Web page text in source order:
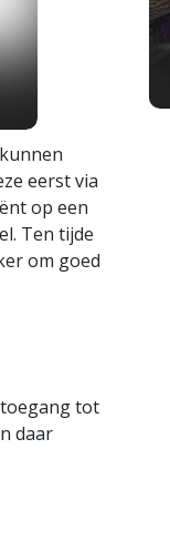
eerst via
op een
Ten tijde
om goed
tot
daar